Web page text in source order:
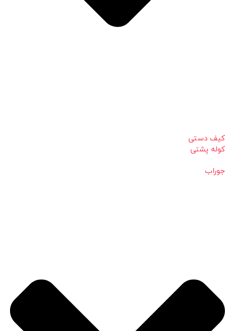
کیف دستی
کوله پشتی
جوراب